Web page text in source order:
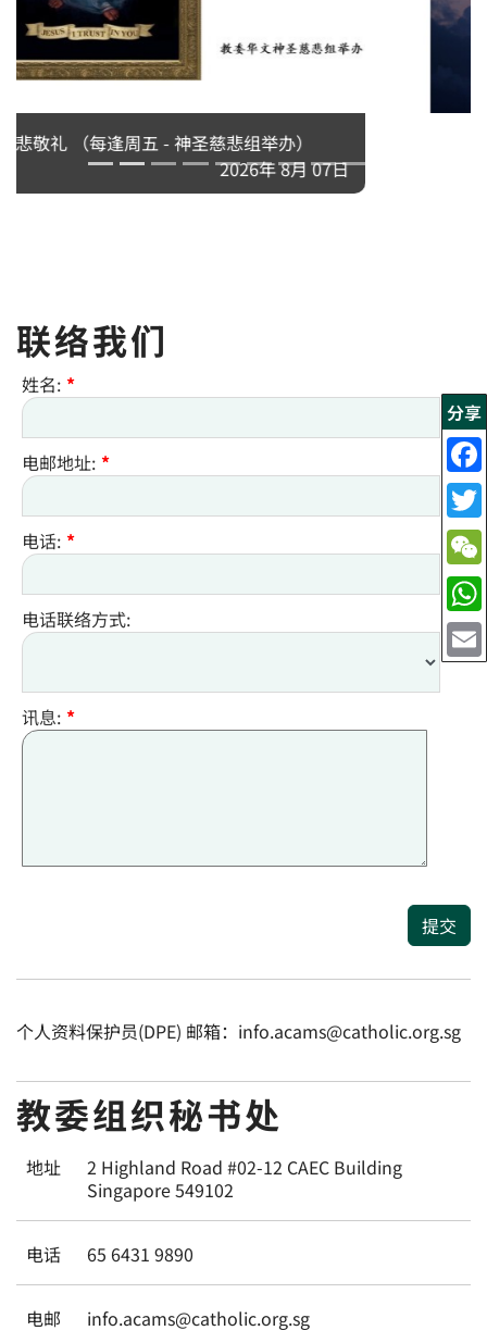
分享
2026年粵語退省 - 天父所愛的子女
联络我们
姓名: *
电邮地址: *
电话: *
电话联络方式:
讯息: *
提交
个人资料保护员(DPE) 邮箱：info.acams@catholic.org.sg
教委组织秘书处
地址
2 Highland Road #02-12 CAEC Building
Singapore 549102
电话 65 6431 9890
电邮 info.acams@catholic.org.sg